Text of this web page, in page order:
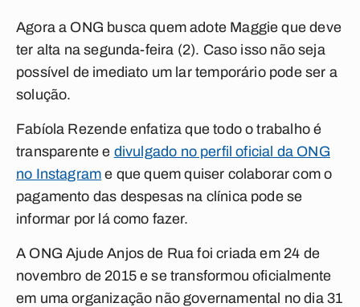
Agora a ONG busca quem adote Maggie que deve
ter alta na segunda-feira (2). Caso isso não seja
possível de imediato um lar temporário pode ser a
solução.
Fabíola Rezende enfatiza que todo o trabalho é
transparente e divulgado no perfil oficial da ONG
no Instagram e que quem quiser colaborar com o
pagamento das despesas na clínica pode se
informar por lá como fazer.
A ONG Ajude Anjos de Rua foi criada em 24 de
novembro de 2015 e se transformou oficialmente
em uma organização não governamental no dia 31